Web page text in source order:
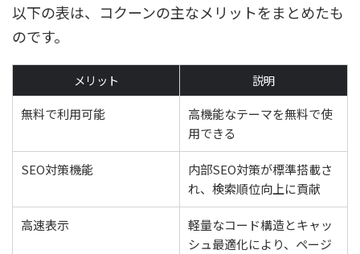
以下の表は、コクーンの主なメリットをまとめたも
のです。
メリット
説明
無料で利用可能
高機能なテーマを無料で使
用できる
SEO対策機能
内部SEO対策が標準搭載さ
れ、検索順位向上に貢献
高速表示
軽量なコード構造とキャッ
シュ最適化により、ページ